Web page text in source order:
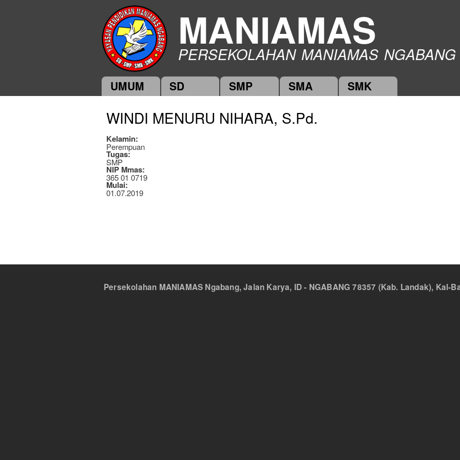
main
content
MANIAMAS
PERSEKOLAHAN MANIAMAS NGABANG
Main menu
UMUM SD SMP SMA SMK
WINDI MENURU NIHARA, S.Pd.
Kelamin:
Perempuan
Tugas:
SMP
NIP Mmas:
365 01 0719
Mulai:
01.07.2019
Persekolahan MANIAMAS Ngabang, Jalan Karya, ID - NGABANG 78357 (Kab. Landak), Kal-